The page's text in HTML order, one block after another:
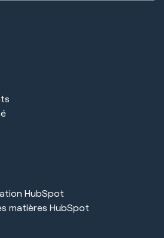
HubSpot
matières HubSpot